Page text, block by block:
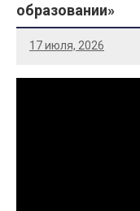
образовании»
17 июля, 2026